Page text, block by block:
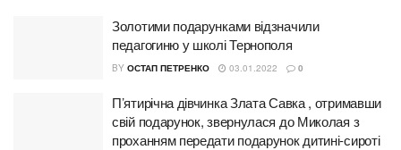
Золотими подарунками відзначили
педагогиню у школі Тернополя
BY ОСТАП ПЕТРЕНКО 03.01.2022 0
П’ятирічна дівчинка Злата Савка , отримавши
свій подарунок, звернулася до Миколая з
проханням передати подарунок дитині-сироті